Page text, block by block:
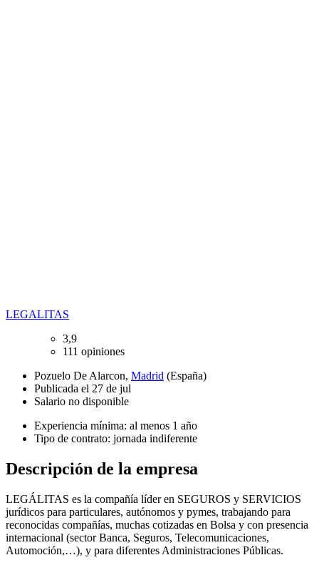
LEGALITAS
3,9
111 opiniones
Pozuelo De Alarcon, Madrid (España)
Publicada el 27 de jul
Salario no disponible
Experiencia mínima: al menos 1 año
Tipo de contrato: jornada indiferente
Descripción de la empresa
LEGÁLITAS es la compañía líder en SEGUROS y SERVICIOS
jurídicos para particulares, autónomos y pymes, trabajando para
reconocidas compañías, muchas cotizadas en Bolsa y con presencia
internacional (sector Banca, Seguros, Telecomunicaciones,
Automoción,…), y para diferentes Administraciones Públicas.